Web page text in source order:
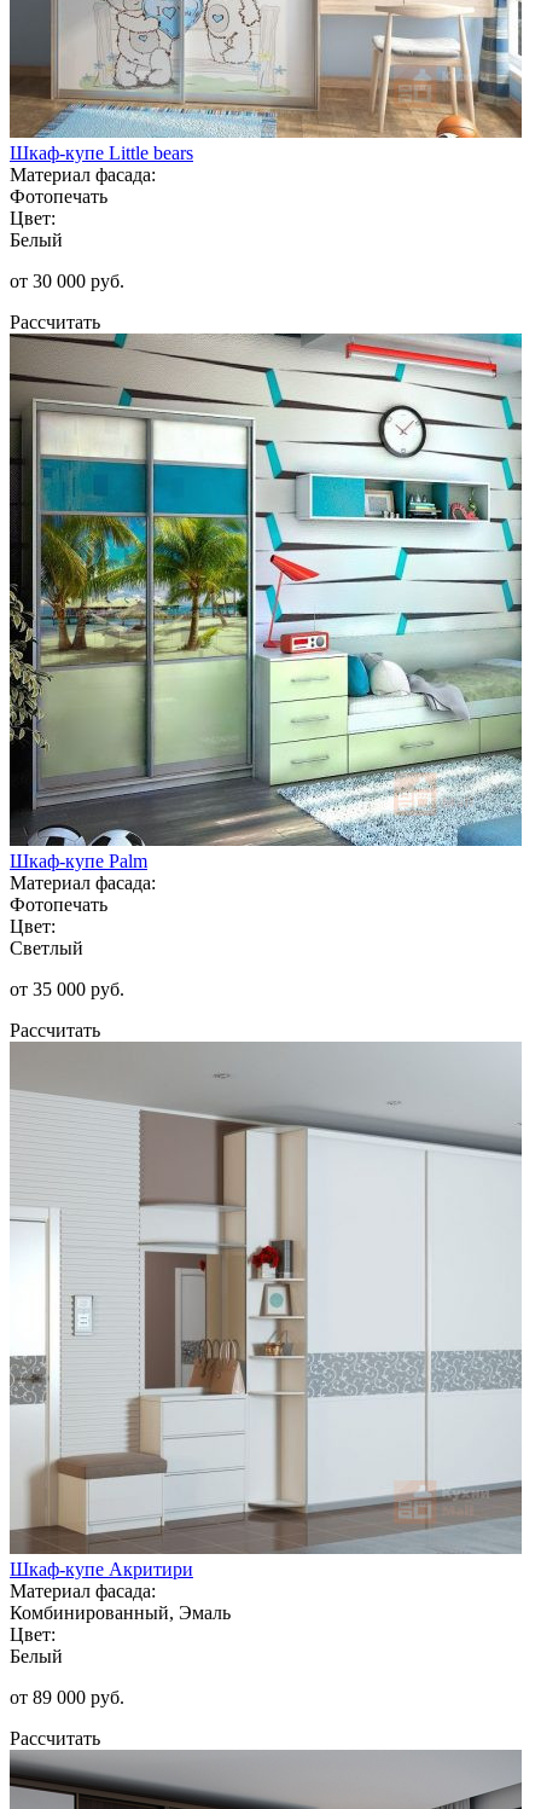
Шкаф-купе Little bears
Материал фасада:
Фотопечать
Цвет:
Белый
от 30 000 руб.
Рассчитать
Шкаф-купе Palm
Материал фасада:
Фотопечать
Цвет:
Светлый
от 35 000 руб.
Рассчитать
Шкаф-купе Акритири
Материал фасада:
Комбинированный, Эмаль
Цвет:
Белый
от 89 000 руб.
Рассчитать